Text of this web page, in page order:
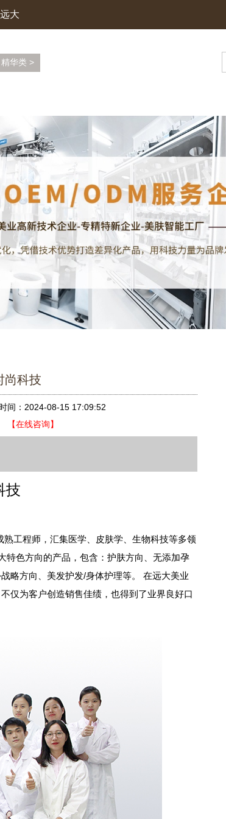
大
精华类 >
尚科技
间：2024-08-15 17:09:52
【在线咨询】
技
工程师，汇集医学、皮肤学、生物科技等多领
特色方向的产品，包含：护肤方向、无添加孕
略方向、美发护发/身体护理等。 在远大美业
仅为客户创造销售佳绩，也得到了业界良好口